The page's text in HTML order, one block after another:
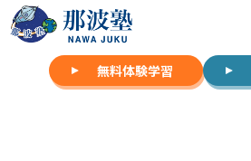
無料体験学習